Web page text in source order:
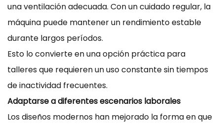
una ventilación adecuada. Con un cuidado regular, la
máquina puede mantener un rendimiento estable
durante largos períodos.
Esto lo convierte en una opción práctica para
talleres que requieren un uso constante sin tiempos
de inactividad frecuentes.
Adaptarse a diferentes escenarios laborales
Los diseños modernos han mejorado la forma en que